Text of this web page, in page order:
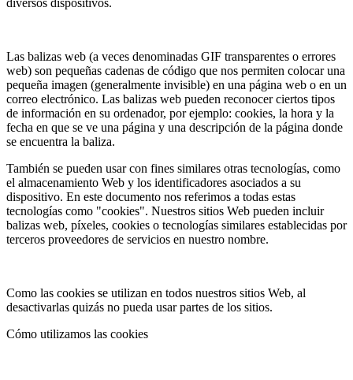
diversos dispositivos.
Las balizas web (a veces denominadas GIF transparentes o errores
web) son pequeñas cadenas de código que nos permiten colocar una
pequeña imagen (generalmente invisible) en una página web o en un
correo electrónico. Las balizas web pueden reconocer ciertos tipos
de información en su ordenador, por ejemplo: cookies, la hora y la
fecha en que se ve una página y una descripción de la página donde
se encuentra la baliza.
También se pueden usar con fines similares otras tecnologías, como
el almacenamiento Web y los identificadores asociados a su
dispositivo. En este documento nos referimos a todas estas
tecnologías como "cookies". Nuestros sitios Web pueden incluir
balizas web, píxeles, cookies o tecnologías similares establecidas por
terceros proveedores de servicios en nuestro nombre.
Como las cookies se utilizan en todos nuestros sitios Web, al
desactivarlas quizás no pueda usar partes de los sitios.
Cómo utilizamos las cookies